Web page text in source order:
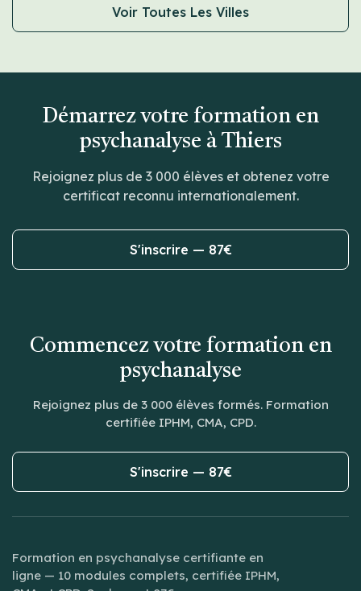
Voir Toutes Les Villes
Démarrez votre formation en
psychanalyse à Thiers
Rejoignez plus de 3 000 élèves et obtenez votre
certificat reconnu internationalement.
S'inscrire — 87€
Commencez votre formation en
psychanalyse
Rejoignez plus de 3 000 élèves formés. Formation
certifiée IPHM, CMA, CPD.
S'inscrire — 87€
Formation en psychanalyse certifiante en
ligne — 10 modules complets, certifiée IPHM,